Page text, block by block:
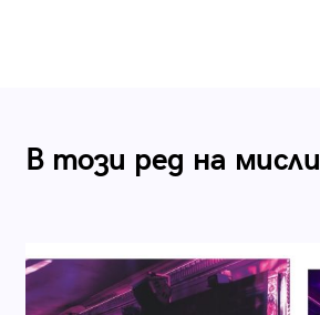
В този ред на мисли